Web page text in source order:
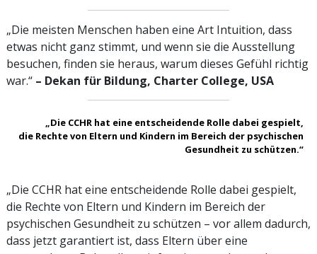
„Die meisten Menschen haben eine Art Intuition, dass
etwas nicht ganz stimmt, und wenn sie die Ausstellung
besuchen, finden sie heraus, warum dieses Gefühl richtig
war.“ – Dekan für Bildung, Charter College, USA
„Die CCHR hat eine entscheidende Rolle dabei gespielt,
die Rechte von Eltern und Kindern im Bereich der psychischen
Gesundheit zu schützen.“
„Die CCHR hat eine entscheidende Rolle dabei gespielt,
die Rechte von Eltern und Kindern im Bereich der
psychischen Gesundheit zu schützen – vor allem dadurch,
dass jetzt garantiert ist, dass Eltern über eine